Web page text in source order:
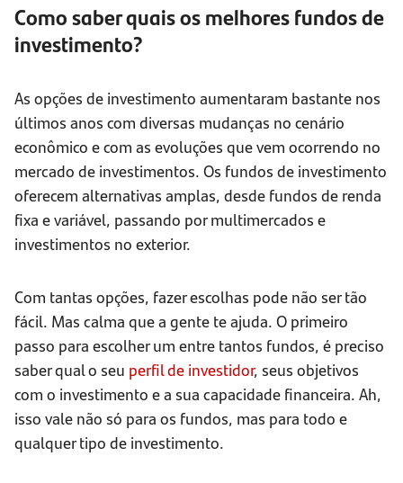
Como saber quais os melhores fundos de
investimento?
As opções de investimento aumentaram bastante nos
últimos anos com diversas mudanças no cenário
econômico e com as evoluções que vem ocorrendo no
mercado de investimentos. Os fundos de investimento
oferecem alternativas amplas, desde fundos de renda
fixa e variável, passando por multimercados e
investimentos no exterior.
Com tantas opções, fazer escolhas pode não ser tão
fácil. Mas calma que a gente te ajuda. O primeiro
passo para escolher um entre tantos fundos, é preciso
saber qual o seu perfil de investidor, seus objetivos
com o investimento e a sua capacidade financeira. Ah,
isso vale não só para os fundos, mas para todo e
qualquer tipo de investimento.